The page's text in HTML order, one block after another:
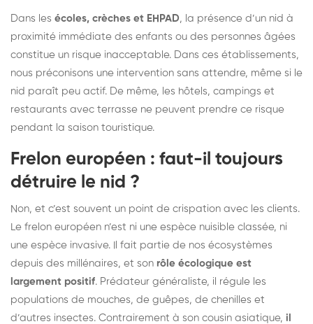
Dans les écoles, crèches et EHPAD, la présence d’un nid à
proximité immédiate des enfants ou des personnes âgées
constitue un risque inacceptable. Dans ces établissements,
nous préconisons une intervention sans attendre, même si le
nid paraît peu actif. De même, les hôtels, campings et
restaurants avec terrasse ne peuvent prendre ce risque
pendant la saison touristique.
Frelon européen : faut-il toujours
détruire le nid ?
Non, et c’est souvent un point de crispation avec les clients.
Le frelon européen n’est ni une espèce nuisible classée, ni
une espèce invasive. Il fait partie de nos écosystèmes
depuis des millénaires, et son rôle écologique est
largement positif. Prédateur généraliste, il régule les
populations de mouches, de guêpes, de chenilles et
d’autres insectes. Contrairement à son cousin asiatique, il